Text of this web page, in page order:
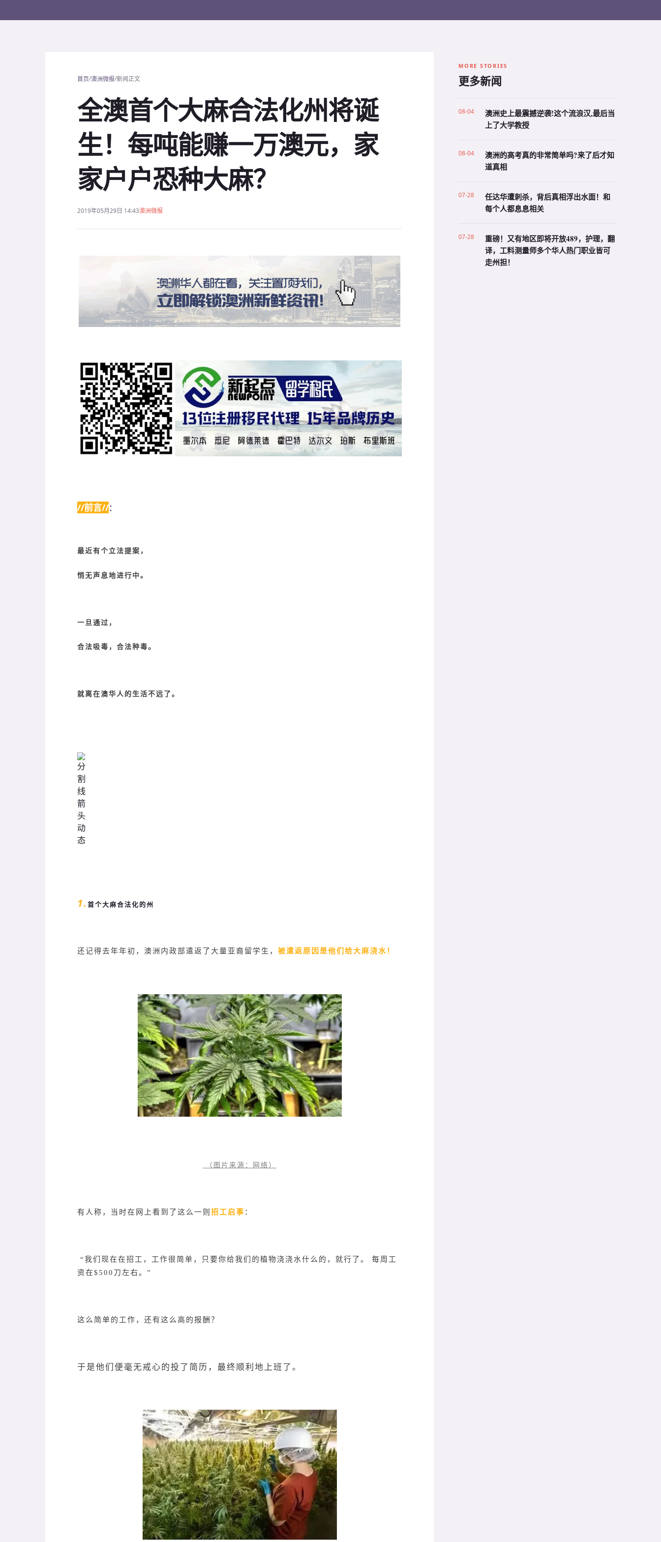
首页/澳洲微报/新闻正文
全澳首个大麻合法化州将诞
生！每吨能赚一万澳元，家
家户户恐种大麻？
2019年05月29日 14:43澳洲微报
//前言//：
最近有个立法提案，
悄无声息地进行中。
一旦通过，
合法吸毒，合法种毒。
就离在澳华人的生活不远了。
1. 首个大麻合法化的州
还记得去年年初，澳洲内政部遣返了大量亚裔留学生， 被遣返原因是他们给大麻浇水！
（图片来源：网络）
有人称，当时在网上看到了这么一则 招工启事 ：
“我们现在在招工，工作很简单，只要你给我们的植物浇浇水什么的，就行了。 每周工
资在$500刀左右。”
这么简单的工作，还有这么高的报酬？
于是他们便毫无戒心的投了简历，最终顺利地上班了。
MORE STORIES
更多新闻
08-04
澳洲史上最震撼逆袭!这个流浪汉,最后当
上了大学教授
08-04
澳洲的高考真的非常简单吗?来了后才知
道真相
07-28
任达华遭刺杀，背后真相浮出水面！和
每个人都息息相关
07-28
重磅！又有地区即将开放489，护理，翻
译，工料测量师多个华人热门职业皆可
走州担！